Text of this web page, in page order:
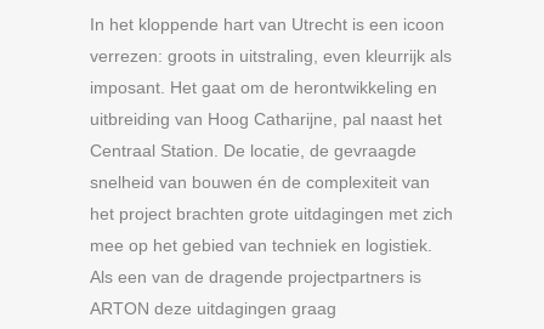
In het kloppende hart van Utrecht is een icoon
verrezen: groots in uitstraling, even kleurrijk als
imposant. Het gaat om de herontwikkeling en
uitbreiding van Hoog Catharijne, pal naast het
Centraal Station. De locatie, de gevraagde
snelheid van bouwen én de complexiteit van
het project brachten grote uitdagingen met zich
mee op het gebied van techniek en logistiek.
Als een van de dragende projectpartners is
ARTON deze uitdagingen graag